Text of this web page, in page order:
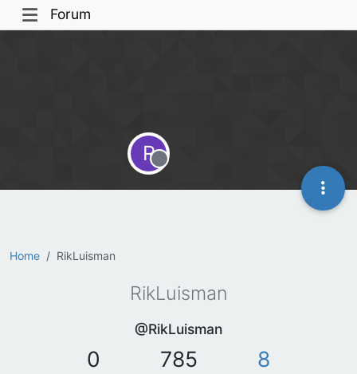
Forum
Home RikLuisman
R
Offline
RikLuisman
@RikLuisman
0 785 8